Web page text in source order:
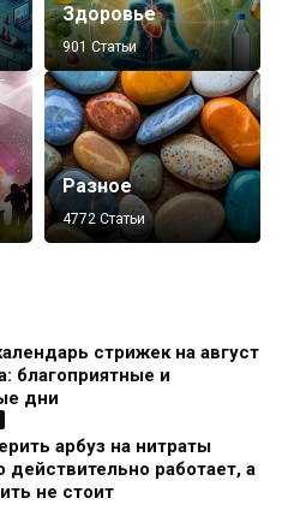
Здоровье
901 Статьи
Разное
4772 Статьи
стрижек на август
благоприятные и
дни
арбуз на нитраты
действительно работает, а
не стоит